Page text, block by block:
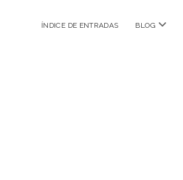
ÍNDICE DE ENTRADAS BLOG abrir